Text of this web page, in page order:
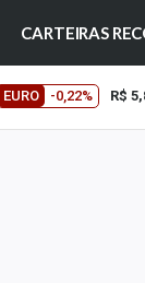
CARTEIRAS
EURO -0,22% R$